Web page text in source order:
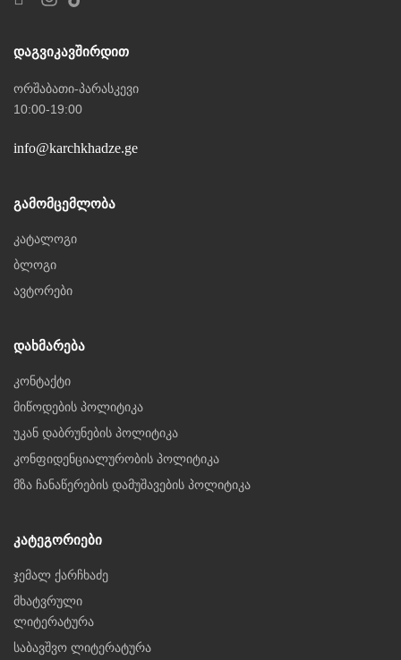
Დაგვიკავშირდით
ორშაბათი-პარასკევი
10:00-19:00
info@karchkhadze.ge
Გამომცემლობა
კატალოგი
ბლოგი
ავტორები
Დახმარება
კონტაქტი
მიწოდების პოლიტიკა
უკან დაბრუნების პოლიტიკა
კონფიდენციალურობის პოლიტიკა
მზა ჩანაწერების დამუშავების პოლიტიკა
Კატეგორიები
ჯემალ ქარჩხაძე
მხატვრული
ლიტერატურა
საბავშვო ლიტერატურა